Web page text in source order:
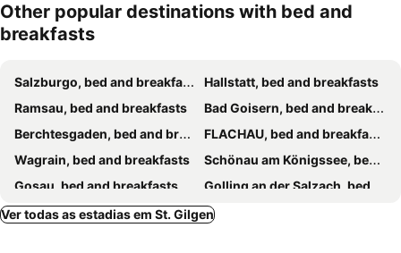
Other popular destinations with bed and
breakfasts
Salzburgo, bed and breakfasts
Hallstatt, bed and breakfasts
Ramsau, bed and breakfasts
Bad Goisern, bed and breakfasts
Berchtesgaden, bed and breakfasts
FLACHAU, bed and breakfasts
Wagrain, bed and breakfasts
Schönau am Königssee, bed and breakfasts
Gosau, bed and breakfasts
Golling an der Salzach, bed and breakfasts
Radstadt, bed and breakfasts
Bad Aussee, bed and breakfasts
Ver todas as estadias em St. Gilgen